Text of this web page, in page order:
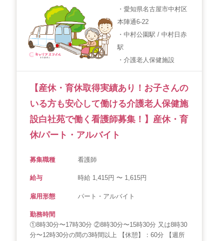
・愛知県名古屋市中村区
本陣通6-22
・中村公園駅 / 中村日赤
駅
・介護老人保健施設
【産休・育休取得実績あり！お子さんの
いる方も安心して働ける介護老人保健施
設白社苑で働く看護師募集！】産休・育
休/パート・アルバイト
募集職種 看護師
給与 時給 1,415円 〜 1,615円
雇用形態 パート・アルバイト
勤務時間
①8時30分〜17時30分 ②8時30分〜15時30分 又は8時30
分〜12時30分の間の3時間以上 【休憩】：60分 【週所